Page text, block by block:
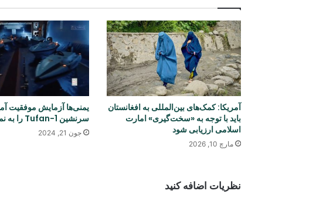
آمریکا: کمک‌های بین‌المللی به افغانستان
باید با توجه به «سخت‌گیری» امارت
اسلامی ارزیابی شود
مارچ 10, 2026
یمنی‌ها آزمایش موفقیت
سرنشین Tufan-1 را به نمایش گذاشتند
جون 21, 2024
نظریات اضافه کنید